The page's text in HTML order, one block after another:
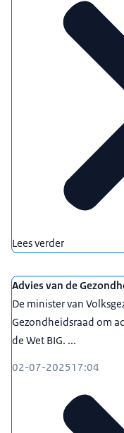
Lees verder
Advies van de
De minister van
Gezondheidsraad om
de Wet BIG. ...
02-07-202517:04